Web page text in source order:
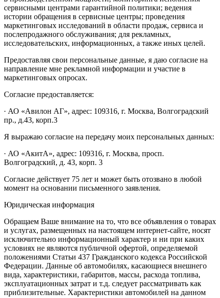
сервисными центрами гарантийной политики; ведения
истории обращения в сервисные центры; проведения
маркетинговых исследований в области продаж, сервиса и
послепродажного обслуживания; для рекламных,
исследовательских, информационных, а также иных целей.
Предоставляя свои персональные данные, я даю согласие на
направление мне рекламной информации и участие в
маркетинговых опросах.
Согласие предоставляется:
∙ АО «Авилон АГ», адрес: 109316, г. Москва, Волгоградский
пр., д.43, корп.3
Я выражаю согласие на передачу моих персональных данных:
∙ АО «АкитА», адрес: 109316, г. Москва, просп.
Волгоградский, д. 43, корп. 3
Согласие действует 75 лет и может быть отозвано в любой
момент на основании письменного заявления.
Юридическая информация
Обращаем Ваше внимание на то, что все объявления о товарах
и услугах, размещенных на настоящем интернет-сайте, носят
исключительно информационный характер и ни при каких
условиях не являются публичной офертой, определяемой
положениями Статьи 437 Гражданского кодекса Российской
Федерации. Данные об автомобилях, касающиеся внешнего
вида, характеристики, габаритов, массы, расхода топлива,
эксплуатационных затрат и т.д. следует рассматривать как
приблизительные. Характеристики автомобилей на данном